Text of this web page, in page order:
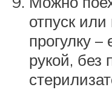
отпуск
прогулку –
рукой, без